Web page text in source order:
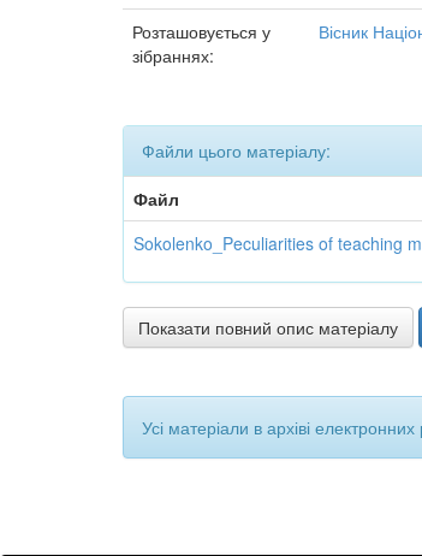
Розташовується у
зібраннях:
Вісник
Файли цього матеріалу:
Файл
Sokolenko_Peculiarities of teaching
Показати повний опис матеріалу
Усі матеріали в архіві